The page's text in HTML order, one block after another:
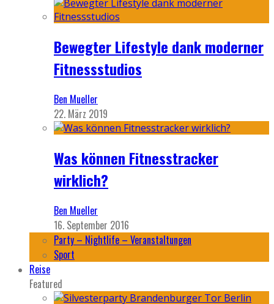
Bewegter Lifestyle dank moderner
Fitnessstudios
Ben Mueller
22. März 2019
Was können Fitnesstracker
wirklich?
Ben Mueller
16. September 2016
Party – Nightlife – Veranstaltungen
Sport
Reise
Featured